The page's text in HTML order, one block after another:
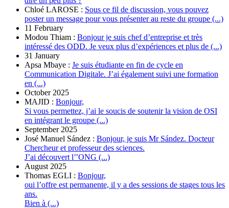
Chloé LAROSE : Sous ce fil de discussion, vous pouvez
poster un message pour vous présenter au reste du groupe (...)
11 February
Modou Thiam : Bonjour je suis chef d’entreprise et très
intéressé des ODD. Je veux plus d’expériences et plus de (...)
31 January
Apsa Mbaye : Je suis étudiante en fin de cycle en
Communication Digitale. J’ai également suivi une formation
en (...)
October 2025
MAJID : Bonjour,
Si vous permettez, j’ai le soucis de soutenir la vision de OSI
en intégrant le groupe (...)
September 2025
José Manuel Sández : Bonjour, je suis Mr Sández. Docteur
Chercheur et professeur des sciences.
J’ai découvert l’’ONG (...)
August 2025
Thomas EGLI : Bonjour,
oui l’offre est permanente, il y a des sessions de stages tous les
ans.
Bien à (...)